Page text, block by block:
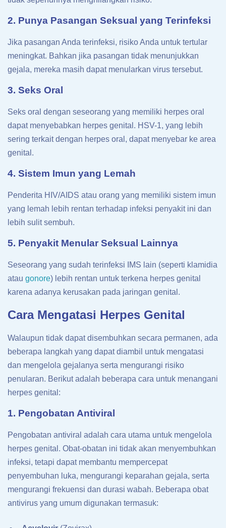
2. Punya Pasangan Seksual yang Terinfeksi
Jika pasangan Anda terinfeksi, risiko Anda untuk tertular
meningkat. Bahkan jika pasangan tidak menunjukkan
gejala, mereka masih dapat menularkan virus tersebut.
3. Seks Oral
Seks oral dengan seseorang yang memiliki herpes oral
dapat menyebabkan herpes genital. HSV-1, yang lebih
sering terkait dengan herpes oral, dapat menyebar ke area
genital.
4. Sistem Imun yang Lemah
Penderita HIV/AIDS atau orang yang memiliki sistem imun
yang lemah lebih rentan terhadap infeksi penyakit ini dan
lebih sulit sembuh.
5. Penyakit Menular Seksual Lainnya
Seseorang yang sudah terinfeksi IMS lain (seperti klamidia
atau gonore) lebih rentan untuk terkena herpes genital
karena adanya kerusakan pada jaringan genital.
Cara Mengatasi Herpes Genital
Walaupun tidak dapat disembuhkan secara permanen, ada
beberapa langkah yang dapat diambil untuk mengatasi
dan mengelola gejalanya serta mengurangi risiko
penularan. Berikut adalah beberapa cara untuk menangani
herpes genital:
1. Pengobatan Antiviral
Pengobatan antiviral adalah cara utama untuk mengelola
herpes genital. Obat-obatan ini tidak akan menyembuhkan
infeksi, tetapi dapat membantu mempercepat
penyembuhan luka, mengurangi keparahan gejala, serta
mengurangi frekuensi dan durasi wabah. Beberapa obat
antivirus yang umum digunakan termasuk: